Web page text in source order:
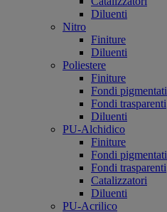
Diluenti
Nitro
Finiture
Diluenti
Poliestere
Finiture
Fondi pigmentati
Fondi trasparenti
Diluenti
PU-Alchidico
Finiture
Fondi pigmentati
Fondi trasparenti
Catalizzatori
Diluenti
PU-Acrilico